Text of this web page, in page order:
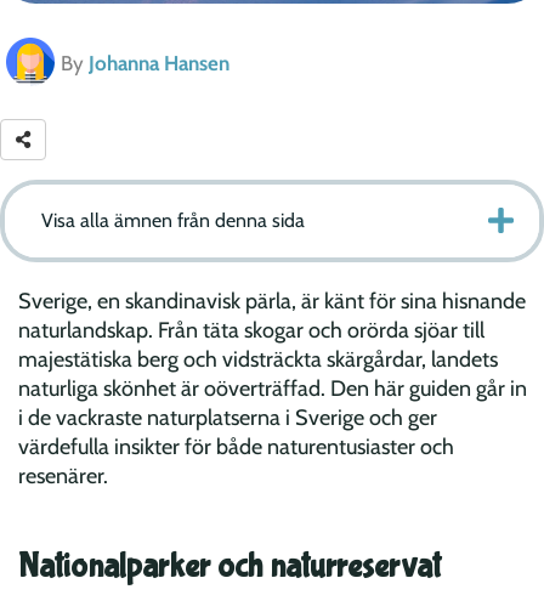
By Johanna Hansen
Visa alla ämnen från denna sida
Sverige, en skandinavisk pärla, är känt för sina hisnande
naturlandskap. Från täta skogar och orörda sjöar till
majestätiska berg och vidsträckta skärgårdar, landets
naturliga skönhet är oöverträffad. Den här guiden går in
i de vackraste naturplatserna i Sverige och ger
värdefulla insikter för både naturentusiaster och
resenärer.
Nationalparker och naturreservat